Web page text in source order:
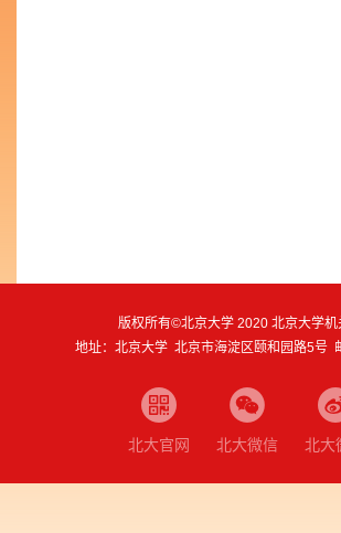
版权所有©北京大学 2020 北京大学机
地址：北京大学 北京市海淀区颐和园路5号
北大官网 北大微信 北大